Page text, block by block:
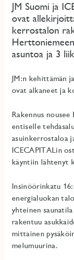
JM Suomi ja
ovat
kerrostalon
asuntoa ja 3
JM:n kehittämän
ovat alkaneet ja
Rakennus
entiselle
asuinkerrostaloa
ICECAPITALin
käyntiin lähtenyt
Insinöörinkatu
energialuokan
yhteinen
rakentuu
mittainen
melumuurina.